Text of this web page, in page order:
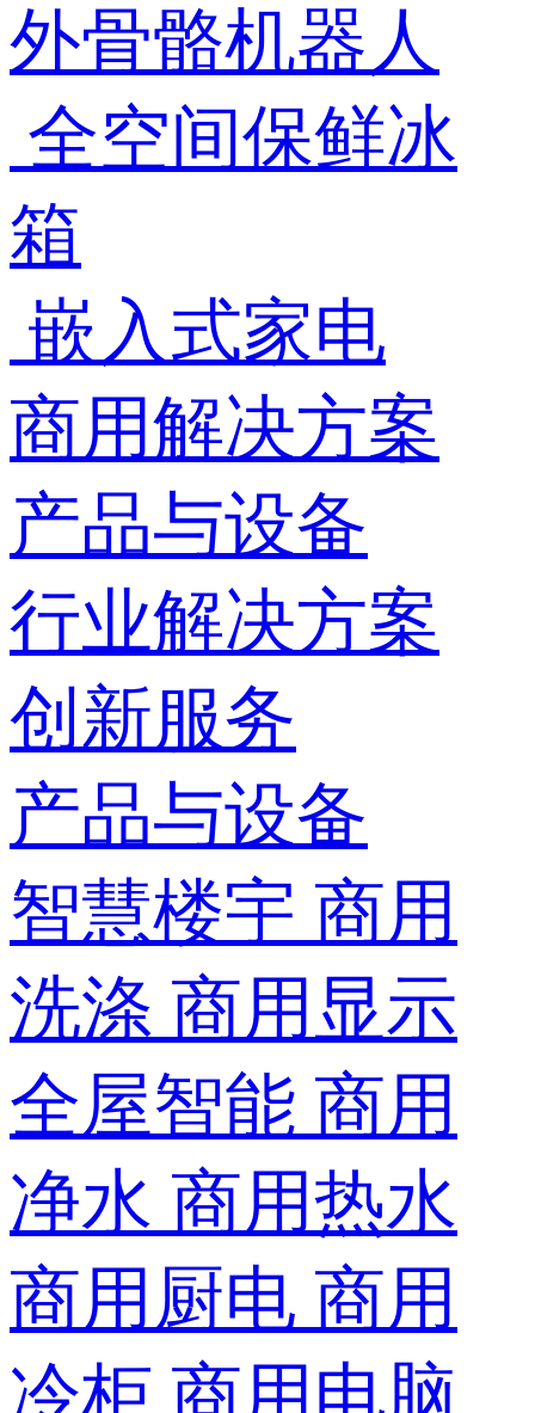
外骨骼机器人
全空间保鲜冰
箱
嵌入式家电
商用解决方案
产品与设备
行业解决方案
创新服务
产品与设备
智慧楼宇 商用
洗涤 商用显示
全屋智能 商用
净水 商用热水
商用厨电 商用
冷柜 商用电脑